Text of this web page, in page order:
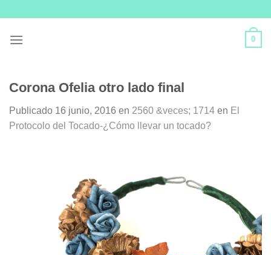
content
0
Corona Ofelia otro lado final
Publicado 16 junio, 2016 en 2560 &veces; 1714 en El
Protocolo del Tocado-¿Cómo llevar un tocado?